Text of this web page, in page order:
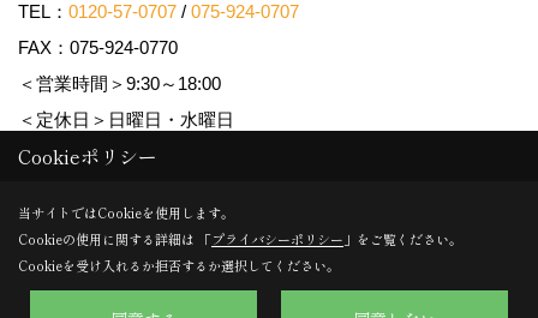
TEL： 0120-57-0707 / 075-924-0707
FAX：075-924-0770
＜営業時間＞9:30～18:00
＜定休日＞日曜日・水曜日
Copyright (c) Nozomi Housing. All Rights Reserved.
Produced byゴデスクリエイト
Cookieポリシー
当サイトではCookieを使用します。
Cookieの使用に関する詳細は 「プライバシーポリシー 」をご覧ください。
Cookieを受け入れるか拒否するか選択してください。